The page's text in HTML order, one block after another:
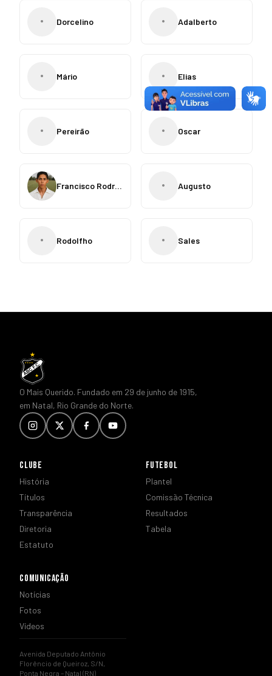
• Dorcelino • Adalberto
• Mário • Elias
• Pereirão • Oscar
Francisco Rodrigues • Augusto
• Rodolfho • Sales
O Mais Querido. Fundado em 29 de junho de 1915,
em Natal, Rio Grande do Norte.
CLUBE
História
Títulos
Transparência
Diretoria
Estatuto
FUTEBOL
Plantel
Comissão Técnica
Resultados
Tabela
COMUNICAÇÃO
Notícias
Fotos
Vídeos
Avenida Deputado Antônio
Florêncio de Queiroz, S/N,
Ponta Negra – Natal (RN)